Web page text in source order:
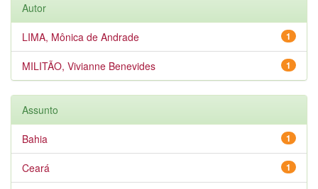
Autor
1
LIMA, Mônica de Andrade
1
MILITÃO, Vivianne Benevides
Assunto
1
Bahia
1
Ceará